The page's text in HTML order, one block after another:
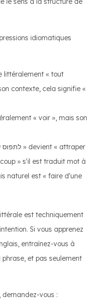
idiomatiques
littéralement « tout
contexte, cela signifie «
« voir », mais son
» s'il est traduit mot à
naturel est « faire d'une
est techniquement
Si vous apprenez
entraînez-vous à
et pas seulement
demandez-vous :